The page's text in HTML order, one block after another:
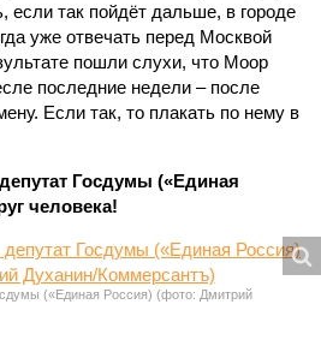
если так пойдёт дальше, в городе
уже отвечать перед Москвой
пошли слухи, что Моор
последние недели – после
Если так, то плакать по нему в
Госдумы («Единая
человека!
(«Единая Россия) (фото: Дмитрий